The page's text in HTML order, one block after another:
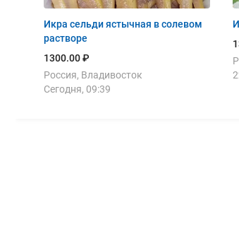
Икра сельди ястычная в солевом
растворе
1300.00 ₽
Россия, Владивосток
Сегодня, 09:39